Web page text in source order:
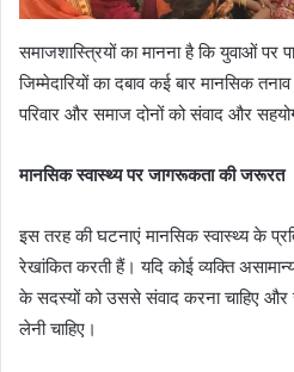
समाजशास्त्रियों का मानना है कि युवाओं पर
जिम्मेदारियों का दबाव कई बार मानसिक
परिवार और समाज दोनों को संवाद और
मानसिक स्वास्थ्य पर जागरूकता की जरूरत
इस तरह की घटनाएं मानसिक स्वास्थ्य के
रेखांकित करती हैं। यदि कोई व्यक्ति
के सदस्यों को उससे संवाद करना चाहिए
लेनी चाहिए।